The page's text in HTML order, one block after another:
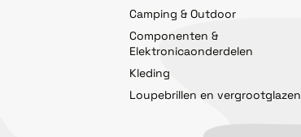
Camping & Outdoor
Componenten &
Elektronicaonderdelen
Kleding
Loupebrillen en vergrootglazen